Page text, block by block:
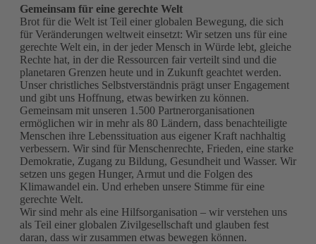
Gemeinsam für eine gerechte Welt
Brot für die Welt ist Teil einer globalen Bewegung, die sich
für Veränderungen weltweit einsetzt: Wir setzen uns für eine
gerechte Welt ein, in der jeder Mensch in Würde lebt, gleiche
Rechte hat, in der die Ressourcen fair verteilt sind und die
planetaren Grenzen heute und in Zukunft geachtet werden.
Unser christliches Selbstverständnis prägt unser Engagement
und gibt uns Hoffnung, etwas bewirken zu können.
Gemeinsam mit unseren 1.500 Partnerorganisationen
ermöglichen wir in mehr als 80 Ländern, dass benachteiligte
Menschen ihre Lebenssituation aus eigener Kraft nachhaltig
verbessern. Wir sind für Menschenrechte, Frieden, eine starke
Demokratie, Zugang zu Bildung, Gesundheit und Wasser. Wir
setzen uns gegen Hunger, Armut und die Folgen des
Klimawandel ein. Und erheben unsere Stimme für eine
gerechte Welt.
Wir sind mehr als eine Hilfsorganisation – wir verstehen uns
als Teil einer globalen Zivilgesellschaft und glauben fest
daran, dass wir zusammen etwas bewegen können.